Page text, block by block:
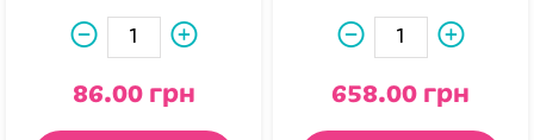
86.00 грн 658.00 грн